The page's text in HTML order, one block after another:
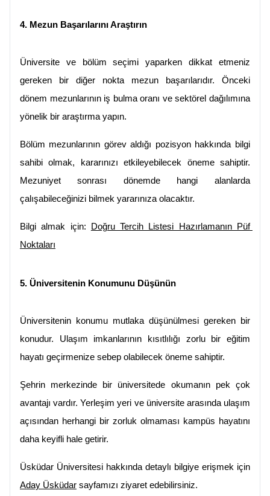
4. Mezun Başarılarını Araştırın
Üniversite ve bölüm seçimi yaparken dikkat etmeniz
gereken bir diğer nokta mezun başarılarıdır. Önceki
dönem mezunlarının iş bulma oranı ve sektörel dağılımına
yönelik bir araştırma yapın.
Bölüm mezunlarının görev aldığı pozisyon hakkında bilgi
sahibi olmak, kararınızı etkileyebilecek öneme sahiptir.
Mezuniyet sonrası dönemde hangi alanlarda
çalışabileceğinizi bilmek yararınıza olacaktır.
Bilgi almak için:
Doğru Tercih Listesi Hazırlamanın Püf
Noktaları
5. Üniversitenin Konumunu Düşünün
Üniversitenin konumu mutlaka düşünülmesi gereken bir
konudur. Ulaşım imkanlarının kısıtlılığı zorlu bir eğitim
hayatı geçirmenize sebep olabilecek öneme sahiptir.
Şehrin merkezinde bir üniversitede okumanın pek çok
avantajı vardır. Yerleşim yeri ve üniversite arasında ulaşım
açısından herhangi bir zorluk olmaması kampüs hayatını
daha keyifli hale getirir.
Üsküdar Üniversitesi hakkında detaylı bilgiye erişmek için
Aday Üsküdar sayfamızı ziyaret edebilirsiniz.